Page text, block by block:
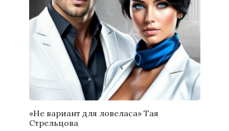
«Не вариант для ловеласа» Тая
Стрельцова